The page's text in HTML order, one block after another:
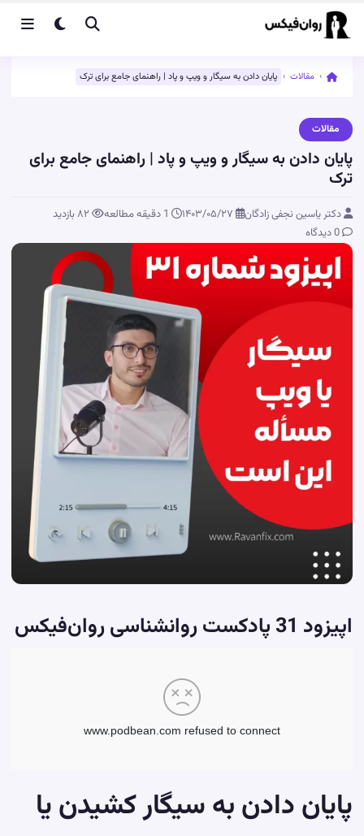
› مقالات › پایان دادن به سیگار و ویپ و پاد | راهنمای جامع برای ترک
مقالات
پایان دادن به سیگار و ویپ و پاد | راهنمای جامع برای
ترک
دکتر یاسین نجفی زادگان ۸۲بازدید
اپیزود 31 پادکست روانشناسی روان‌فیکس
پایان دادن به سیگار کشیدن یا